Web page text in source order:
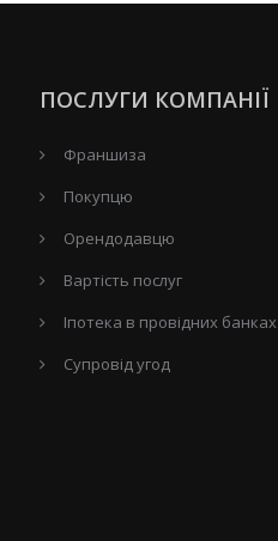
ПОСЛУГИ КОМПАНІЇ
Франшиза
Покупцю
Орендодавцю
Вартість послуг
Іпотека в провідних банках
Супровід угод